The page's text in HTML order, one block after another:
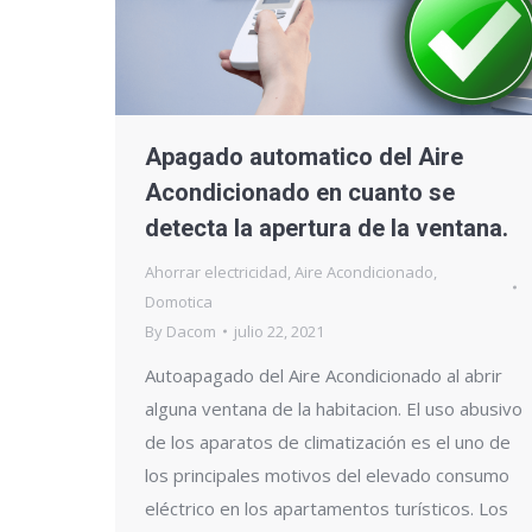
Apagado automatico del Aire
Acondicionado en cuanto se
detecta la apertura de la ventana.
Ahorrar electricidad, Aire Acondicionado,
Domotica
By Dacom julio 22, 2021
Autoapagado del Aire Acondicionado al abrir
alguna ventana de la habitacion. El uso abusivo
de los aparatos de climatización es el uno de
los principales motivos del elevado consumo
eléctrico en los apartamentos turísticos. Los